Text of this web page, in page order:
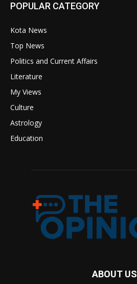
POPULAR CATEGORY
Kota News
Top News
Politics and Current Affairs
Literature
My Views
Culture
Astrology
Education
ABOUT US